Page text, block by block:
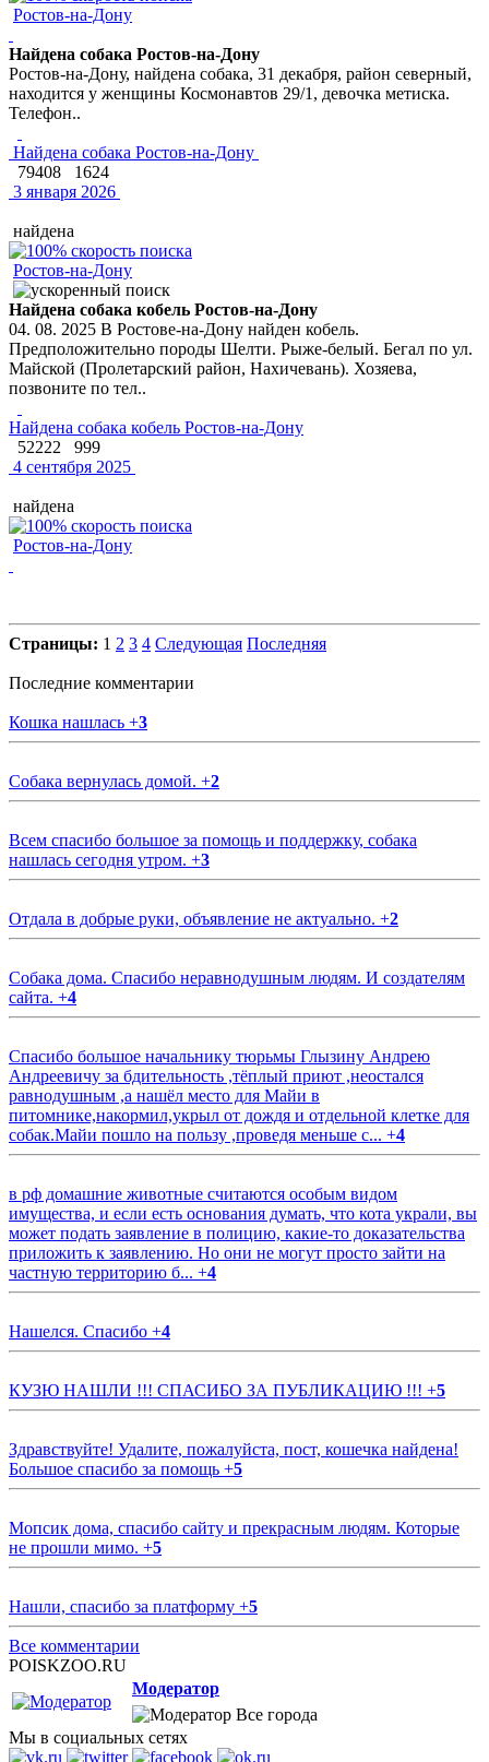
Ростов-на-Дону
Найдена собака Ростов-на-Дону
Ростов-на-Дону, найдена собака, 31 декабря, район северный,
находится у женщины Космонавтов 29/1, девочка метиска.
Телефон..
Найдена собака Ростов-на-Дону
79408
1624
3 января 2026
найдена
Ростов-на-Дону
Найдена собака кобель Ростов-на-Дону
04. 08. 2025 В Ростове-на-Дону найден кобель.
Предположительно породы Шелти. Рыже-белый. Бегал по ул.
Майской (Пролетарский район, Нахичевань). Хозяева,
позвоните по тел..
Найдена собака кобель Ростов-на-Дону
52222
999
4 сентября 2025
найдена
Ростов-на-Дону
Страницы: 1 2 3 4 Следующая Последняя
Последние комментарии
Кошка нашлась +3
Собака вернулась домой. +2
Всем спасибо большое за помощь и поддержку, собака
нашлась сегодня утром. +3
Отдала в добрые руки, объявление не актуально. +2
Собака дома. Спасибо неравнодушным людям. И создателям
сайта. +4
Спасибо большое начальнику тюрьмы Глызину Андрею
Андреевичу за бдительность ,тёплый приют ,неостался
равнодушным ,а нашёл место для Майи в
питомнике,накормил,укрыл от дождя и отдельной клетке для
собак.Майи пошло на пользу ,проведя меньше с... +4
в рф домашние животные считаются особым видом
имущества, и если есть основания думать, что кота украли, вы
может подать заявление в полицию, какие-то доказательства
приложить к заявлению. Но они не могут просто зайти на
частную территорию б... +4
Нашелся. Спасибо +4
КУЗЮ НАШЛИ !!! СПАСИБО ЗА ПУБЛИКАЦИЮ !!! +5
Здравствуйте! Удалите, пожалуйста, пост, кошечка найдена!
Большое спасибо за помощь +5
Мопсик дома, спасибо сайту и прекрасным людям. Которые
не прошли мимо. +5
Нашли, спасибо за платформу +5
Все комментарии
POISKZOO.RU
Модератор
Все города
Мы в социальных сетях